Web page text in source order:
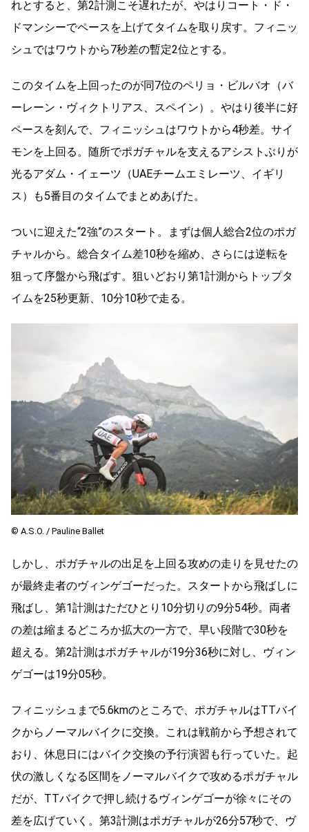
れとすると、第2計測こそ遅れたが、やはりコート・ド・
ドマンシーでペースを上げてタイムを取り戻す。フィニッ
シュではワウトから7秒差の暫定2位とする。
このタイムを上回ったのが同7位のペリョ・ビルバオ（バ
ーレーン・ヴィクトリアス、スペイン）。やはり後半に好
ペースを刻んで、フィニッシュはワウトから4秒差。サイ
モンを上回る。随所でポガチャルを支えるアシストぶりが
光るアダム・イェーツ（UAEチームエミレーツ、イギリ
ス）も5番目のタイムでまとめあげた。
ついに迎えた“2強”のスタート。まずは個人総合2位のポガ
チャルから。総合タイム差10秒を縮め、さらには逆転を
狙って序盤から飛ばす。狙いどおり第1計測からトップタ
イムを25秒更新、10分10秒で走る。
©︎ A.S.O. / Pauline Ballet
しかし、ポガチャルの出足を上回る攻めの走りを見せたの
が最終走者のヴィンゲゴーだった。スタートから飛ばしに
飛ばし、第1計測はただひとり10分切りの9分54秒。両者
の差は縮まるどころか拡大の一方で、早い段階で30秒を
超える。第2計測はポガチャルが19分36秒に対し、ヴィン
ゲゴーは19分05秒。
フィニッシュまで5.6kmのところで、ポガチャルはTTバイ
クからノーマルバイクに交換。これは戦前から予想されて
おり、休息日にはバイク交換の予行演習も行っていた。起
伏の激しくなる区間をノーマルバイクで攻めるポガチャル
だが、TTバイクで押し続けるヴィンゲゴーが徐々にその
差を広げていく。第3計測はポガチャルが26分57秒で、ヴ